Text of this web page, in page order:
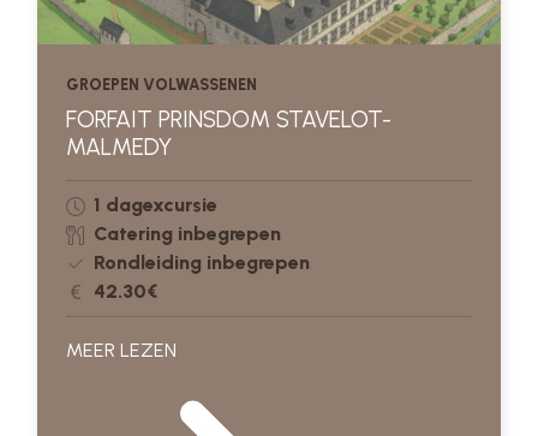
GROEPEN VOLWASSENEN
FORFAIT PRINSDOM STAVELOT-
MALMEDY
1 dagexcursie
Catering inbegrepen
Rondleiding inbegrepen
42.30€
MEER LEZEN